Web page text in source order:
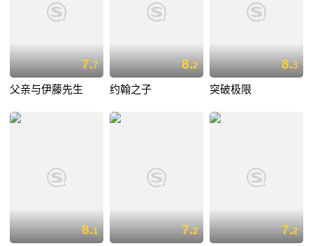
7.7
父亲与伊藤先生
8.2
约翰之子
8.3
突破极限
8.1 7.2 7.2